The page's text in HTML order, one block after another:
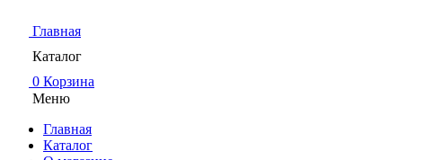
Главная
Каталог
0 Корзина
Меню
Главная
Каталог